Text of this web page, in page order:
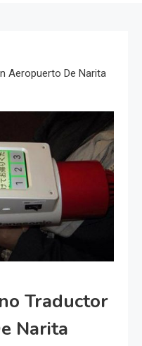
Aeropuerto De Narita
Traductor
Narita